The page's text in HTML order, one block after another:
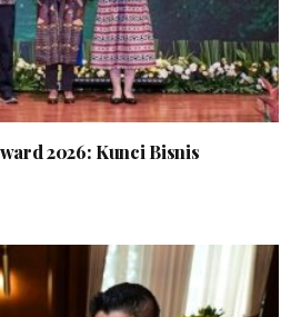
2026: Kunci Bisnis